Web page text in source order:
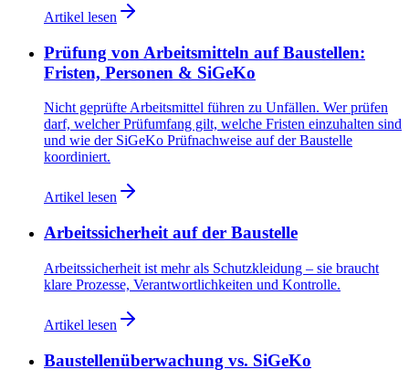
Artikel lesen
Prüfung von Arbeitsmitteln auf Baustellen:
Fristen, Personen & SiGeKo
Nicht geprüfte Arbeitsmittel führen zu Unfällen. Wer prüfen
darf, welcher Prüfumfang gilt, welche Fristen einzuhalten sind
und wie der SiGeKo Prüfnachweise auf der Baustelle
koordiniert.
Artikel lesen
Arbeitssicherheit auf der Baustelle
Arbeitssicherheit ist mehr als Schutzkleidung – sie braucht
klare Prozesse, Verantwortlichkeiten und Kontrolle.
Artikel lesen
Baustellenüberwachung vs. SiGeKo